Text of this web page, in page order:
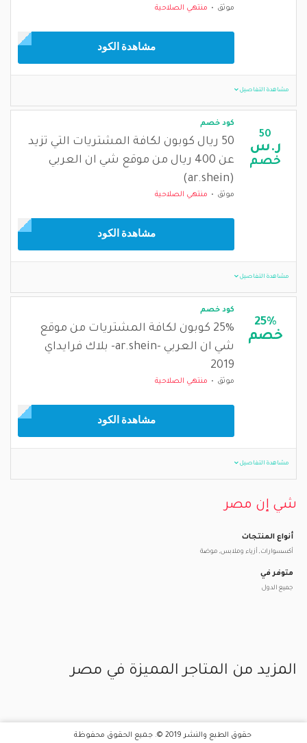
موثق منتهي الصلاحية
مشاهدة الكود
مشاهدة التفاصيل
50
ر.س
خصم
كود خصم
50 ريال كوبون لكافة المشتريات التي تزيد
عن 400 ريال من موقع شي ان العربي
(ar.shein)
موثق منتهي الصلاحية
مشاهدة الكود
مشاهدة التفاصيل
25%
خصم
كود خصم
25% كوبون لكافة المشتريات من موقع
شي ان العربي -ar.shein- بلاك فرايداي
2019
موثق منتهي الصلاحية
مشاهدة الكود
مشاهدة التفاصيل
شي إن مصر
أنواع المنتجات
أكسسوارات, أزياء وملابس, موضة
متوفر في
جميع الدول
المزيد من المتاجر المميزة في مصر
حقوق الطبع والنشر 2019 ©. جميع الحقوق محفوظة